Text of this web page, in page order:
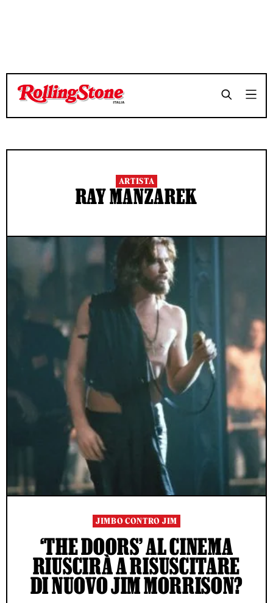
ARTISTA
RAY MANZAREK
JIMBO CONTRO JIM
‘THE DOORS’ AL CINEMA
RIUSCIRÀ A RISUSCITARE
DI NUOVO JIM MORRISON?